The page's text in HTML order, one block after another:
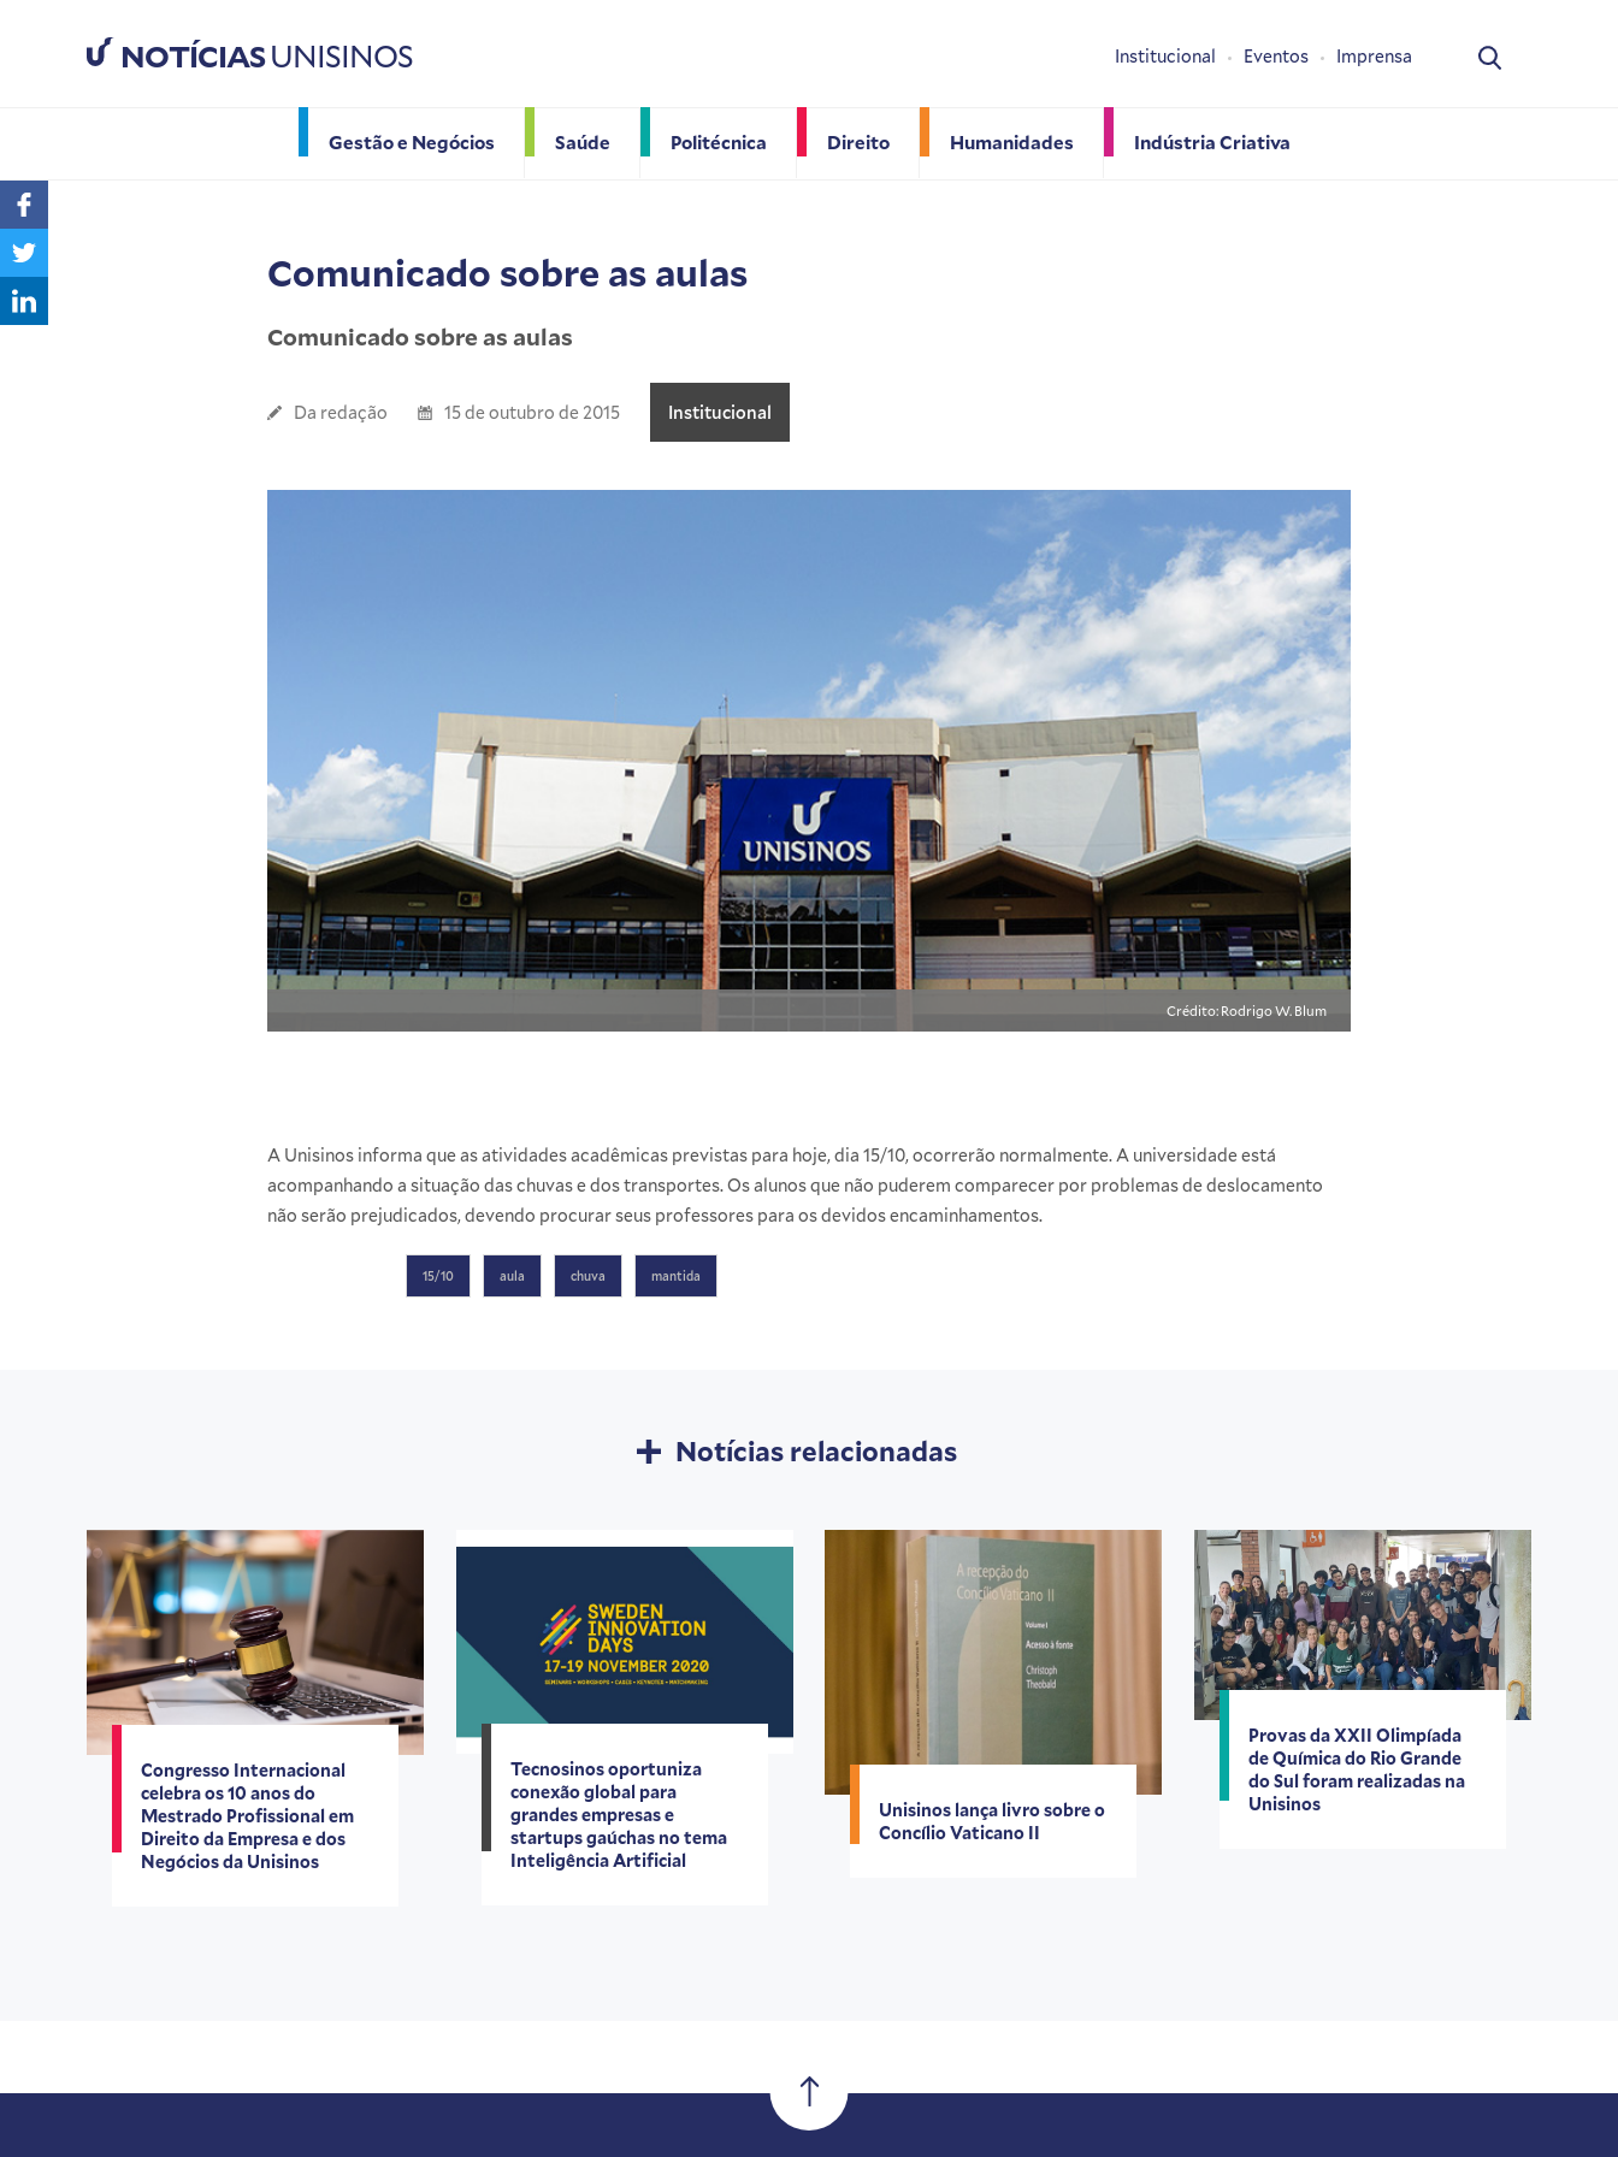
NOTÍCIASUNISINOS
Gestão e Negócios Saúde Politécnica Direito Humanidades Indústria Criativa
Institucional Eventos Imprensa
Comunicado sobre as aulas
Comunicado sobre as aulas
Da redação 15 de outubro de 2015 Institucional
Crédito: Rodrigo W. Blum
A Unisinos informa que as atividades acadêmicas previstas para hoje, dia 15/10, ocorrerão normalmente. A universidade está
acompanhando a situação das chuvas e dos transportes. Os alunos que não puderem comparecer por problemas de deslocamento
não serão prejudicados, devendo procurar seus professores para os devidos encaminhamentos.
15/10 aula chuva mantida
Notícias relacionadas
Congresso Internacional
celebra os 10 anos do
Mestrado Profissional em
Direito da Empresa e dos
Negócios da Unisinos
Tecnosinos oportuniza
conexão global para
grandes empresas e
startups gaúchas no tema
Inteligência Artificial
Unisinos lança livro sobre o
Concílio Vaticano II
Provas da XXII Olimpíada
de Química do Rio Grande
do Sul foram realizadas na
Unisinos